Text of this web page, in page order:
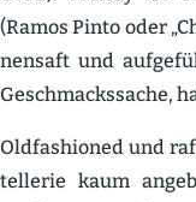
(Ramos Pinto oder
nensaft und
Geschmacks­sache,
Oldfa­shioned und
tel­lerie kaum